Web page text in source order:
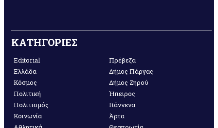
ΚΑΤΗΓΟΡΙΕΣ
Editorial
Ελλάδα
Κόσμος
Πολιτική
Πολιτισμός
Κοινωνία
Πρέβεζα
Δήμος Πάργας
Δήμος Ζηρού
Ήπειρος
Γιάννενα
Άρτα